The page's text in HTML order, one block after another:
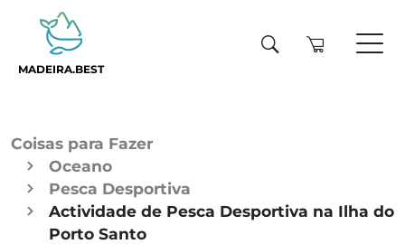
MADEIRA.BEST
Coisas para Fazer
Oceano
Pesca Desportiva
Actividade de Pesca Desportiva na Ilha do
Porto Santo